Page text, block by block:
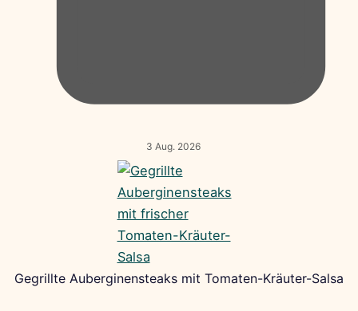
3 Aug. 2026
Gegrillte Auberginensteaks mit Tomaten-Kräuter-Salsa